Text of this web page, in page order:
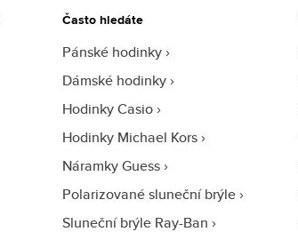
Často hledáte
Pánské hodinky
Dámské hodinky
Hodinky Casio
Hodinky Michael Kors
Náramky Guess
Polarizované sluneční brýle
Sluneční brýle Ray-Ban